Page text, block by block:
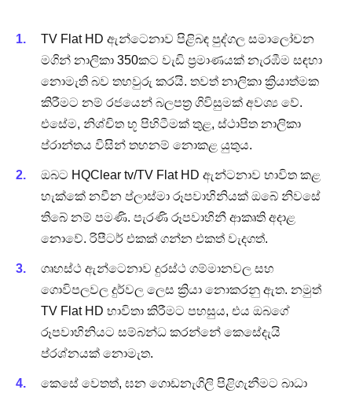
TV Flat HD ඇන්ටෙනාව පිළිබඳ පුද්ගල සමාලෝචන
මගින් නාලිකා 350කට වැඩි ප්‍රමාණයක් නැරඹීම සඳහා
නොමැති බව තහවුරු කරයි. තවත් නාලිකා ක්‍රියාත්මක
කිරීමට නම් රජයෙන් බලපත්‍ර ගිවිසුමක් අවශ්‍ය වේ.
එසේම, නිශ්චිත භූ පිහිටීමක් තුළ, ස්ථාපිත නාලිකා
ප්රාන්තය විසින් තහනම් නොකළ යුතුය.
ඔබට HQClear tv/TV Flat HD ඇන්ටනාව භාවිත කළ
හැක්කේ නවීන ප්ලාස්මා රූපවාහිනියක් ඔබේ නිවසේ
තිබේ නම් පමණි. පැරණි රූපවාහිනී ආකෘති අදාළ
නොවේ. රිපීටර් එකක් ගන්න එකත් වැදගත්.
ගෘහස්ථ ඇන්ටෙනාව දුරස්ථ ගම්මානවල සහ
ගොවිපලවල දුර්වල ලෙස ක්‍රියා නොකරනු ඇත. නමුත්
TV Flat HD භාවිතා කිරීමට පහසුය, එය ඔබගේ
රූපවාහිනියට සම්බන්ධ කරන්නේ කෙසේදැයි
ප්රශ්නයක් නොමැත.
කෙසේ වෙතත්, ඝන ගොඩනැගිලි පිළිගැනීමට බාධා